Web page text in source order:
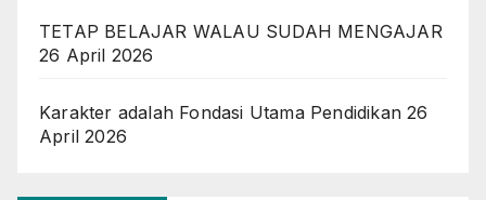
TETAP BELAJAR WALAU SUDAH MENGAJAR
26 April 2026
Karakter adalah Fondasi Utama Pendidikan 26
April 2026